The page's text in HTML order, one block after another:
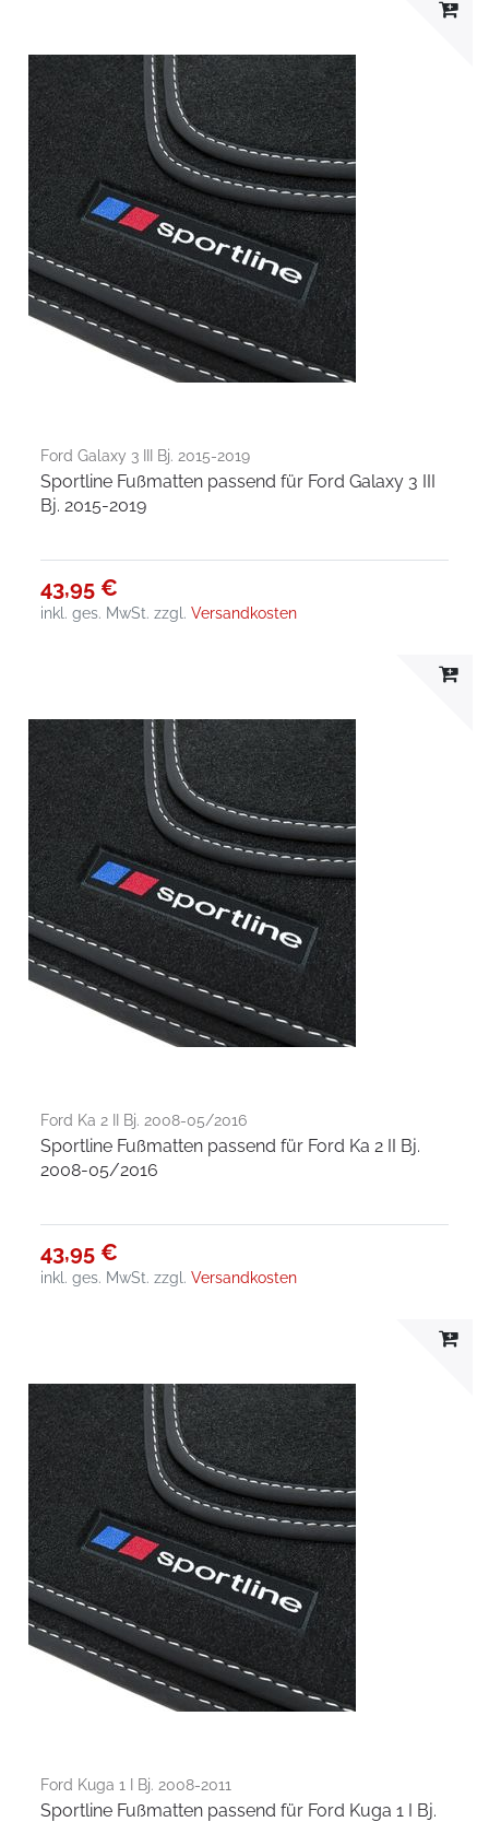
Ford Galaxy 3 III Bj. 2015-2019
Sportline Fußmatten passend für Ford Galaxy 3 III
Bj. 2015-2019
43,95 €
inkl. ges. MwSt. zzgl.Versandkosten
Ford Ka 2 II Bj. 2008-05/2016
Sportline Fußmatten passend für Ford Ka 2 II Bj.
2008-05/2016
43,95 €
inkl. ges. MwSt. zzgl.Versandkosten
Ford Kuga 1 I Bj. 2008-2011
Sportline Fußmatten passend für Ford Kuga 1 I Bj.